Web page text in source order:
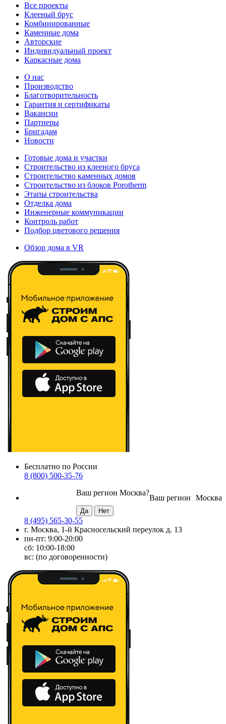
Все проекты
Клееный брус
Комбинированные
Каменные дома
Авторские
Индивидуальный проект
Каркасные дома
О нас
Производство
Благотворительность
Гарантия и сертификаты
Вакансии
Партнеры
Бригадам
Новости
Готовые дома и участки
Строительство из клееного бруса
Строительство каменных домов
Строительство из блоков Porotherm
Этапы строительства
Отделка дома
Инженерные коммуникации
Контроль работ
Подбор цветового решения
Обзор дома в VR
Бесплатно по России
8 (800) 500-35-76
Москва
Ваш регион
Ваш регион Москва?
8 (495) 565-30-55
г. Москва, 1-й Красносельский переулок д. 13
пн-пт: 9:00-20:00
сб: 10:00-18:00
вс: (по договоренности)